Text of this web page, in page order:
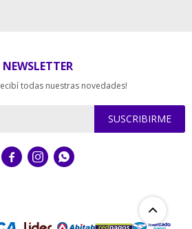
NEWSLETTER
todas nuestras novedades!
SUSCRIBIRME
  